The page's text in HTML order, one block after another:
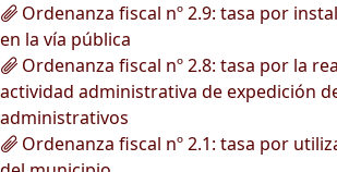
Ordenanza fiscal nº 2.9: tasa por
en la vía pública
Ordenanza fiscal nº 2.8: tasa por la
actividad administrativa de expedición
administrativos
Ordenanza fiscal nº 2.1: tasa por